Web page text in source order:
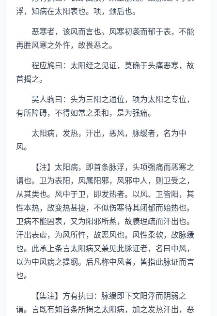
浮，知病在太阳表也。项，颈后也。
恶寒者，该风而言也。风寒初袭而郁于表，不能
再胜风寒之外忤，故畏恶之。
程应旄曰：太阳经之见证，莫确于头痛恶寒，故
首揭之。
吴人驹曰：头为三阳之通位，项为太阳之专位，
有所障碍，不得如常之柔和，是为强痛。
太阳病，发热，汗出，恶风，脉缓者，名为中
风。
【注】太阳病，即首条脉浮，头项强痛而恶寒之
谓也。卫为表阳，风属阳邪，风邪中人，则卫受之，
从其类也。风中于卫，即发热者。以风、卫皆阳，其
性本热，故变热甚捷，不似伤寒待其闭郁而始热也。
卫病不能固表，又为阳邪所蒸，故腠理疏而汗出也。
汗出表虚，为风所忤，故恶风也。风性柔软，故脉缓
也。此承上条言太阳病又兼见此脉证者，名曰中风，
以为中风病之提纲。后凡称中风者，皆指此脉证而言
也。
【集注】方有执曰：脉缓即下文阳浮而阴弱之
谓。言既有如首条所揭之太阳病，加之发热汗出，恶